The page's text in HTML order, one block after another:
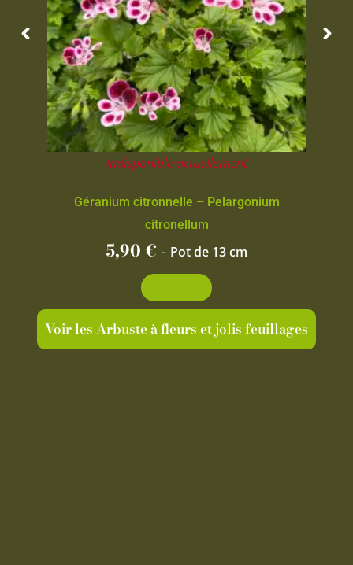
Indisponible actuellement
Géranium citronnelle – Pelargonium
citronellum
5,90€ - Pot de 13 cm
Voir les Arbuste à fleurs et jolis feuillages